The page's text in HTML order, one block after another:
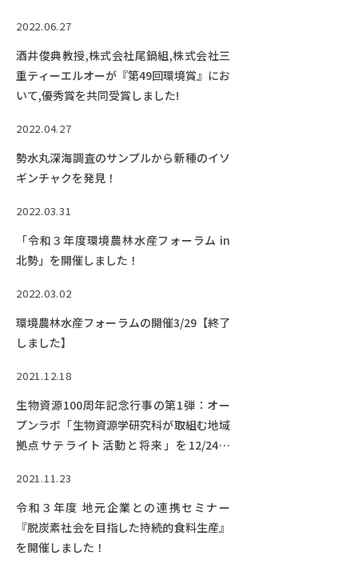
2022.06.27
酒井俊典教授,株式会社尾鍋組,株式会社三
重ティーエルオーが『第49回環境賞』にお
いて,優秀賞を共同受賞しました!
2022.04.27
勢水丸深海調査のサンプルから新種のイソ
ギンチャクを発見！
2022.03.31
「令和３年度環境農林水産フォーラム in
北勢」を開催しました！
2022.03.02
環境農林水産フォーラムの開催3/29【終了
しました】
2021.12.18
生物資源100周年記念行事の第1弾：オー
プンラボ「生物資源学研究科が取組む地域
拠点サテライト活動と将来」を12/24開
2021.11.23
令和３年度 地元企業との連携セミナー
『脱炭素社会を目指した持続的食料生産』
を開催しました！